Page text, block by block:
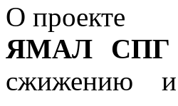
О проекте
ЯМАЛ СПГ
сжижению и